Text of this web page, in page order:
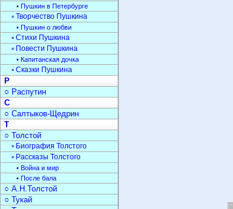
• Пушкин в Петербурге
▫ Творчество Пушкина
• Пушкин о любви
▫ Стихи Пушкина
▫ Повести Пушкина
• Капитанская дочка
▫ Сказки Пушкина
Р
○ Распутин
С
○ Салтыков-Щедрин
Т
○ Толстой
▫ Биография Толстого
▫ Рассказы Толстого
• Война и мир
• После бала
○ А.Н.Толстой
○ Тукай